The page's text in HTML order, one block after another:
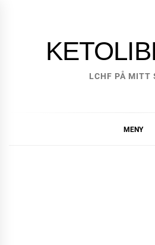
LCHF PÅ MITT
MENY